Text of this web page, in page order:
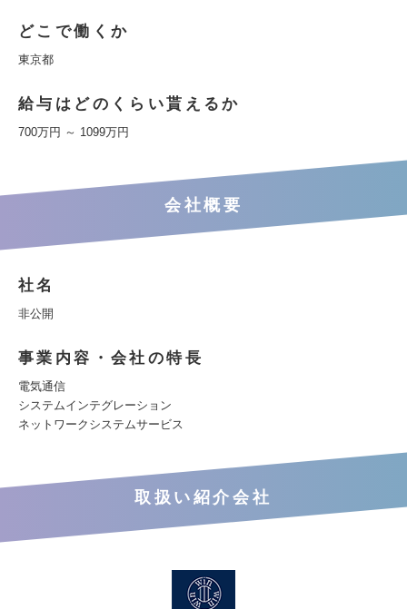
どこで働くか
東京都
給与はどのくらい貰えるか
700万円 ～ 1099万円
会社概要
社名
非公開
事業内容・会社の特長
電気通信
システムインテグレーション
ネットワークシステムサービス
取扱い紹介会社